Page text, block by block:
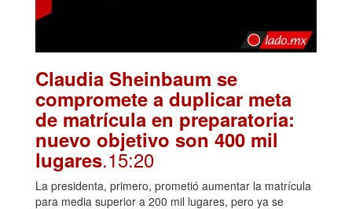
Claudia Sheinbaum se
compromete a duplicar meta
de matrícula en preparatoria:
nuevo objetivo son 400 mil
lugares.15:20
La presidenta, primero, prometió aumentar la matrícula
para media superior a 200 mil lugares, pero ya se